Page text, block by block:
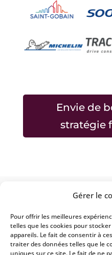
Gérer le
Pour offrir les meilleures
telles que les cookies pour
appareils. Le fait de consentir à
traiter des données telles que le
uniques sur ce site. Le fait de ne
Envie de
stratégie
Acteur de référence du
formation et ingénierie
Partners intervient en